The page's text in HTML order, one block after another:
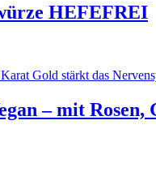
HEFEFREI
– mit